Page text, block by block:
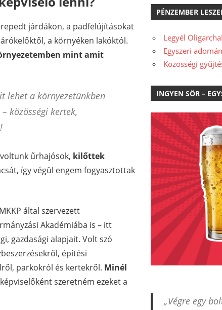
járdákon, a padfelújításokat
a környéken lakóktól.
mint amit
lehet a környezetünkben
közösségi kertek,
űrhajósok, kilőttek
így végül engem fogyasztottak
által szervezett
Akadémiába is – itt
gazdasági alapjait. Volt szó
építési
parkokról és kertekről. Minél
szeretném ezeket a
PÉNZEMBER
Legyél Oligarcha!
Egyszeri
Közösségi
INGYEN SÖR –
„Végre egy